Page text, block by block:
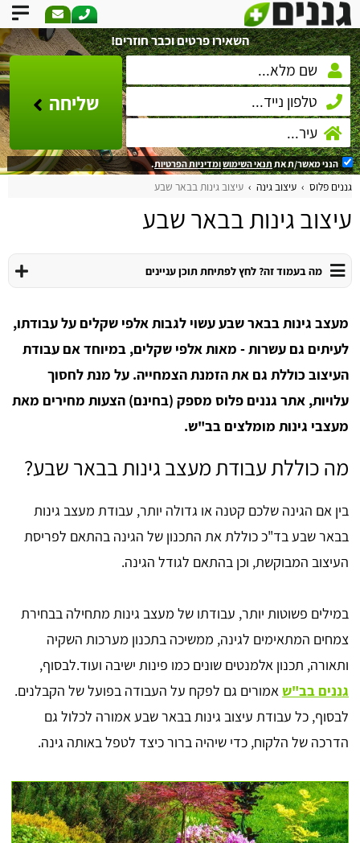
השאירו פרטים וכבר חוזרים!
שליחה
הנני מאשר/ת אתתנאי השימושומדיניות הפרטיות.
גננים פלוס עיצוב גינה עיצוב גינות בבאר שבע
עיצוב גינות בבאר שבע
מה בעמוד זה? לחץ לפתיחת תוכן עניינים
מעצב גינות בבאר שבע עשוי לגבות אלפי שקלים על עבודתו,
לעיתים גם עשרות - מאות אלפי שקלים, במיוחד אם עבודת
העיצוב כוללת גם את הזמנת הצמחייה. על מנת לחסוך
עלויות, אתר גננים פלוס מספק (בחינם) הצעות מחירים מאת
מעצבי גינות מומלצים בב"ש.
מה כוללת עבודת מעצב גינות בבאר שבע?
בין אם הגינה שלכם קטנה או גדולה יותר, עבודת מעצב גינות
בבאר שבע בד"כ כוללת את התכנון של הגינה בהתאם לפריסת
העיצוב המבוקשת, וכן בהתאם לגודל הגינה.
במילים פשוטות יותר, עבודתו של מעצב גינות מתחילה בבחירת
צמחים המתאימים לגינה, ממשיכה בתכנון מערכות השקיה
ותאורה, תכנון אלמנטים שונים כמו פינות ישיבה ועוד.לבסוף,
גננים בב"שאמורים גם לפקח על העבודה בפועל של הקבלנים.
לבסוף, כל עבודת עיצוב גינות בבאר שבע אמורה לכלול גם
הדרכה של הלקוח, כדי שיהיה ברור כיצד לטפל באותה גינה.